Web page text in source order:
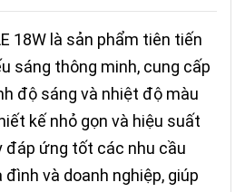
18W là sản phẩm tiên tiến
sáng thông minh, cung cấp
độ sáng và nhiệt độ màu
kế nhỏ gọn và hiệu suất
đáp ứng tốt các nhu cầu
và doanh nghiệp, giúp